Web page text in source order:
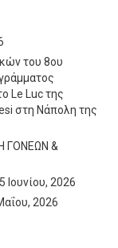
του 8ου
Le Luc της
στη Νάπολη της
ΓΟΝΕΩΝ &
Ιουνίου, 2026
2026